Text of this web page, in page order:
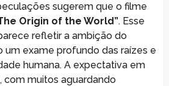
sugerem que o filme
Origin of the World”. Esse
refletir a ambição do
exame profundo das raízes e
humana. A expectativa em
com muitos aguardando